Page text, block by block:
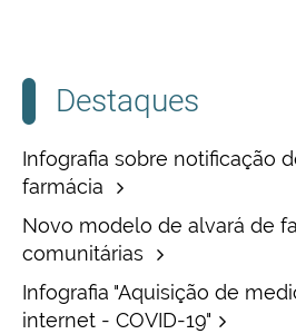
Destaques
Infografia sobre notificação
farmácia
Novo modelo de alvará de
comunitárias
Infografia "Aquisição de
internet - COVID-19"